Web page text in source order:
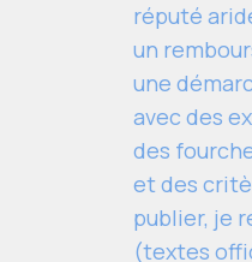
réputé
un
une
avec des
des
et des
publier, je
(textes